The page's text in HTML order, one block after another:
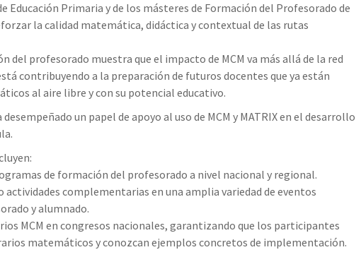
Educación Primaria y de los másteres de Formación del Profesorado de
la calidad matemática, didáctica y contextual de las rutas
del profesorado muestra que el impacto de MCM va más allá de la red
contribuyendo a la preparación de futuros docentes que ya están
al aire libre y con su potencial educativo.
un papel de apoyo al uso de MCM y MATRIX en el desarrollo
de formación del profesorado a nivel nacional y regional.
complementarias en una amplia variedad de eventos
y alumnado.
MCM en congresos nacionales, garantizando que los participantes
matemáticos y conozcan ejemplos concretos de implementación.